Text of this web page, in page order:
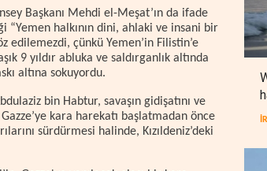
Başkanı Mehdi el-Meşat’ın da ifade
“Yemen halkının dini, ahlaki ve insani bir
edilemezdi, çünkü Yemen’in Filistin’e
9 yıldır abluka ve saldırganlık altında
altına sokuyordu.
bin Habtur, savaşın gidişatını ve
kara harekatı başlatmadan önce
sürdürmesi halinde, Kızıldeniz’deki